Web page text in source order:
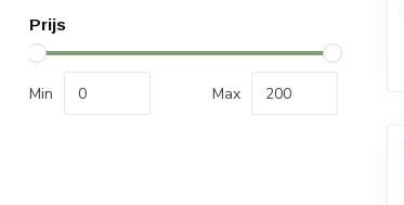
Prijs
Min Max